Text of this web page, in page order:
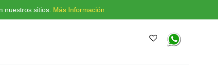
nuestros sitios. Más Información